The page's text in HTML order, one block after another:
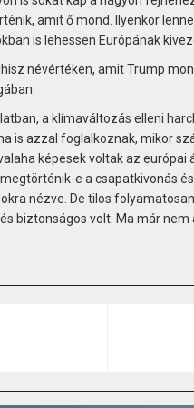
amit ő mond. Ilyenkor
is lehessen Európának
névértéken, amit Trump
a klímaváltozás elleni
is azzal foglalkoznak, mikor
képesek voltak az
e a csapatkivonás
nézve. De tilos
biztonságos volt. Ma már nem